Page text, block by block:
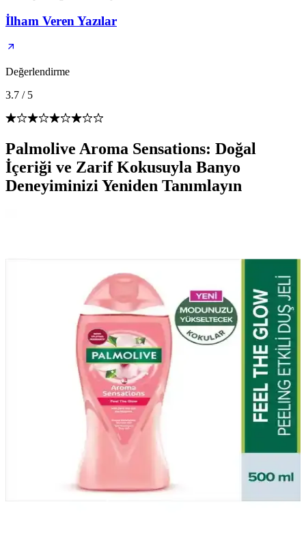
İlham Veren Yazılar
Değerlendirme
3.7 / 5
Palmolive Aroma Sensations: Doğal
İçeriği ve Zarif Kokusuyla Banyo
Deneyiminizi Yeniden Tanımlayın